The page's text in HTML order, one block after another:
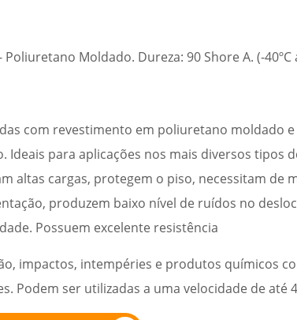
Poliuretano Moldado. Dureza: 90 Shore A. (-40ºC
com revestimento em poliuretano moldado
Ideais para aplicações nos mais diversos tipos
altas cargas, protegem o piso, necessitam de
produzem baixo nível de ruídos no
Possuem excelente resistência
impactos, intempéries e produtos químicos
Podem ser utilizadas a uma velocidade de até